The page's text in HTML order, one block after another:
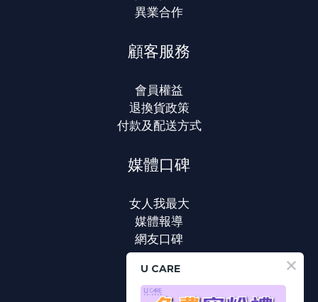
異業合作
顧客服務
會員權益
退換貨政策
付款及配送方式
媒體口碑
女人我最大
媒體報導
網友口碑
聯絡我們
U CARE